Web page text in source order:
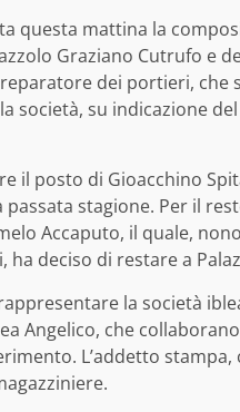
questa mattina la
Graziano Cutrufo e
dei portieri, che
società, su indicazione
il posto di Gioacchino
passata stagione. Per il
Accaputo, il quale,
ha deciso di restare a
la società
Angelico, che
L’addetto